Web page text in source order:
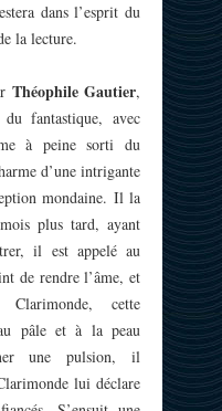
dans l’esprit du
la lecture.
Théophile Gautier,
fantastique, avec
à peine sorti du
d’une intrigante
mondaine. Il la
plus tard, ayant
il est appelé au
de rendre l’âme, et
cette
pâle et à la peau
une pulsion, il
lui déclare